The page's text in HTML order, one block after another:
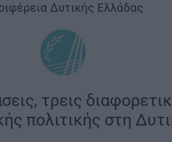
Δυτικής Ελλάδας
τρεις
πολιτικής στη